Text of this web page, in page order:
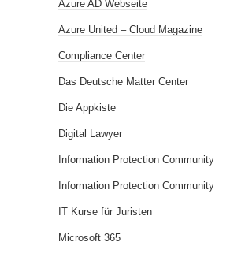
Azure AD Webseite
Azure United – Cloud Magazine
Compliance Center
Das Deutsche Matter Center
Die Appkiste
Digital Lawyer
Information Protection Community
Information Protection Community
IT Kurse für Juristen
Microsoft 365